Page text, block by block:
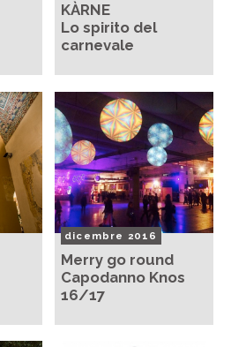
KÀRNE
Lo spirito del
carnevale
dicembre 2016
Merry go round
Capodanno Knos
16/17